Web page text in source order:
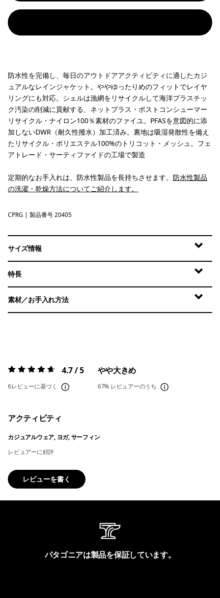
防水性を完備し、毎日のアウトドアアクティビティに適したカジ
ュアルなレインジャケット。ややゆったりめのフィットでレイヤ
リングにも対応。シェルは漁網をリサイクルして海洋プラスチッ
ク汚染の削減に貢献する、ネットプラス・ポストコンシューマー
リサイクル・ナイロン100％素材のファイユ。PFASを意図的に添
加しないDWR（耐久性撥水）加工済み。裏地は吸湿発散性を備え
たリサイクル・ポリエステル100%のトリコット・メッシュ。フェ
アトレード・サーティファイドの工場で製造
定期的なお手入れは、防水性製品を長持ちさせます。 防水性製品
の洗濯・乾燥方法についてご紹介します。
Caper Green
CPRG | 製品番号 20405
サイズ情報
特長
素材／お手入れ方法
評価:4.7 / 5 4.7 / 5
6レビューに基づく
やや大きめ
67% レビュアーのうち
アクティビティ
カジュアルウェア, ヨガ, サーフィン
レビュアーに好評
レビューを書く
パタゴニアは製品を保証しています。